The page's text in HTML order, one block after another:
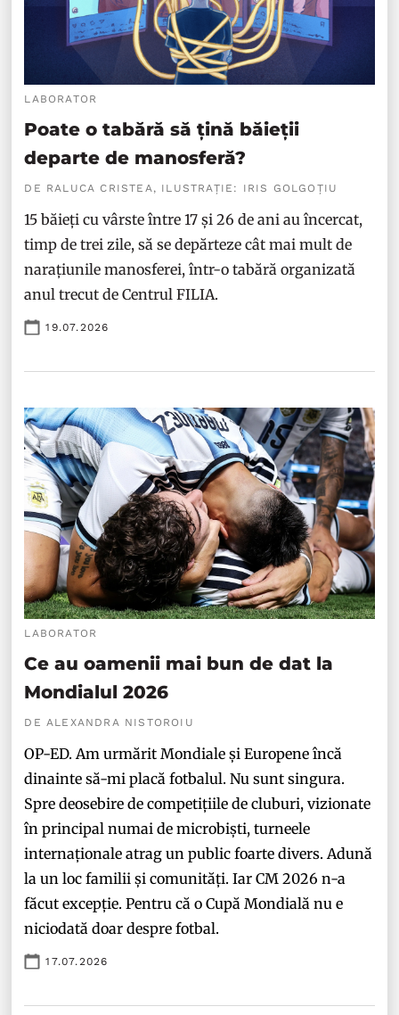
LABORATOR
Poate o tabără să țină băieții
departe de manosferă?
DE RALUCA CRISTEA, ILUSTRAȚIE: IRIS GOLGOȚIU
15 băieți cu vârste între 17 și 26 de ani au încercat,
timp de trei zile, să se depărteze cât mai mult de
narațiunile manosferei, într-o tabără organizată
anul trecut de Centrul FILIA.
19.07.2026
LABORATOR
Ce au oamenii mai bun de dat la
Mondialul 2026
DE ALEXANDRA NISTOROIU
OP-ED. Am urmărit Mondiale și Europene încă
dinainte să-mi placă fotbalul. Nu sunt singura.
Spre deosebire de competițiile de cluburi, vizionate
în principal numai de microbiști, turneele
internaționale atrag un public foarte divers. Adună
la un loc familii și comunități. Iar CM 2026 n-a
făcut excepție. Pentru că o Cupă Mondială nu e
niciodată doar despre fotbal.
17.07.2026